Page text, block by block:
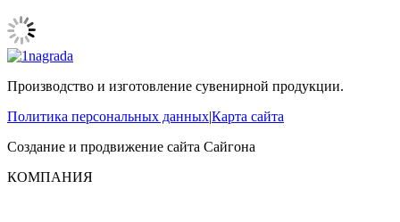
Производство и изготовление сувенирной продукции.
Политика персональных данных|Карта сайта
Создание и продвижение сайта Сайгона
КОМПАНИЯ